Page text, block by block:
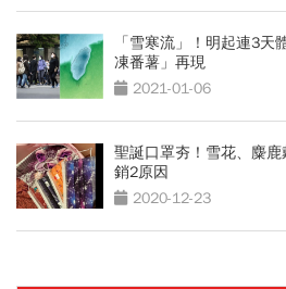
「雪寒流」！明起連3
凍番薯」再現
2021-01-06
聖誕口罩夯！雪花、麋
銷2原因
2020-12-23